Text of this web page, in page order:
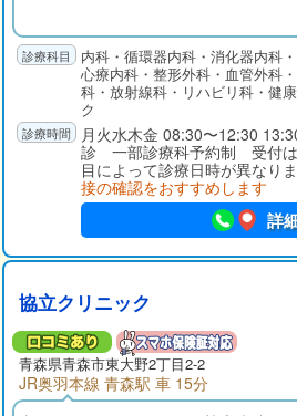
内科・循環器内科・消化器内科
心療内科・整形外科・血管外科
科・放射線科・リハビリ科・健
ク
月火水木金 08:30〜12:30
診 一部診療科予約制 受付
目によって診療日時が異なり
接の確認をおすすめします
詳
協立クリニック
青森県青森市東大野2丁目2-2
JR奥羽本線 青森駅 車 15分